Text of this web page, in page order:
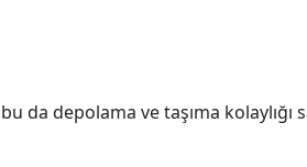
da depolama ve taşıma kolaylığı